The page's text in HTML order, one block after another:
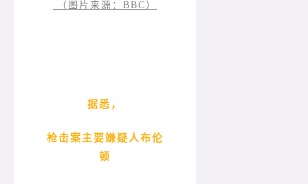
（图片来源：BBC）
据悉，
枪击案主要嫌疑人布伦
顿